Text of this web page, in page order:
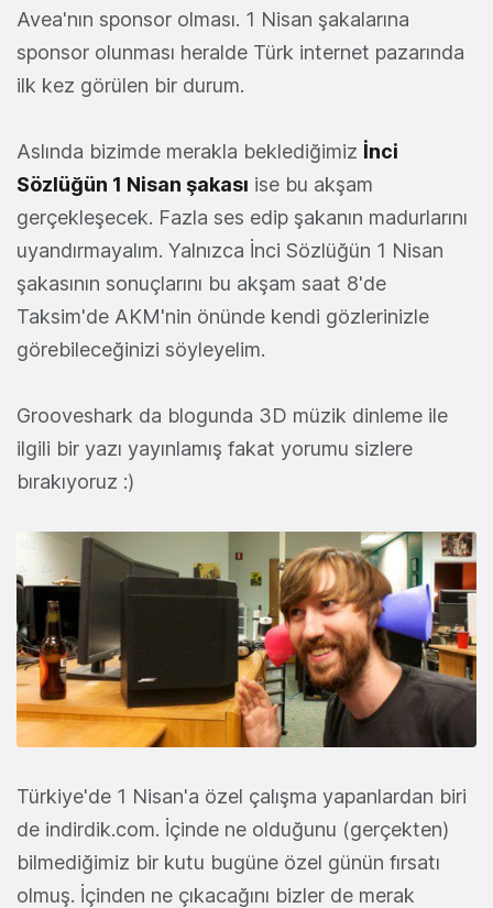
Avea'nın sponsor olması. 1 Nisan şakalarına
sponsor olunması heralde Türk internet pazarında
ilk kez görülen bir durum.
Aslında bizimde merakla beklediğimiz İnci
Sözlüğün 1 Nisan şakası ise bu akşam
gerçekleşecek. Fazla ses edip şakanın madurlarını
uyandırmayalım. Yalnızca İnci Sözlüğün 1 Nisan
şakasının sonuçlarını bu akşam saat 8'de
Taksim'de AKM'nin önünde kendi gözlerinizle
görebileceğinizi söyleyelim.
Grooveshark da blogunda 3D müzik dinleme ile
ilgili bir yazı yayınlamış fakat yorumu sizlere
bırakıyoruz :)
Türkiye'de 1 Nisan'a özel çalışma yapanlardan biri
de indirdik.com. İçinde ne olduğunu (gerçekten)
bilmediğimiz bir kutu bugüne özel günün fırsatı
olmuş. İçinden ne çıkacağını bizler de merak